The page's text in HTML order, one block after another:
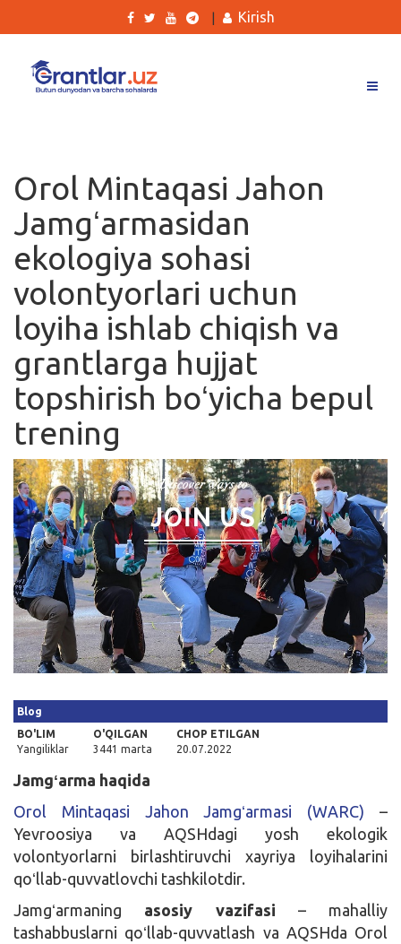
Ishlar
Kurslar
Blog
Yana
Qidirish
Kirish
Kirish
Orol Mintaqasi Jahon
Jamgʻarmasidan
ekologiya sohasi
volontyorlari uchun
loyiha ishlab chiqish va
grantlarga hujjat
topshirish boʻyicha bepul
trening
Blog
BO'LIM
Yangiliklar
O'QILGAN
3441 marta
CHOP ETILGAN
20.07.2022
Jamgʻarma haqida
Orol Mintaqasi Jahon Jamgʻarmasi (WARC) –
Yevroosiya va AQSHdagi yosh ekologik
volontyorlarni birlashtiruvchi xayriya loyihalarini
qoʻllab-quvvatlovchi tashkilotdir.
Jamgʻarmaning asosiy vazifasi – mahalliy
tashabbuslarni qoʻllab-quvvatlash va AQSHda Orol